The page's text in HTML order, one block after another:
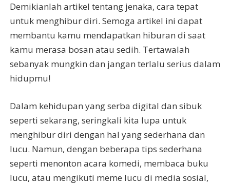
Demikianlah artikel tentang jenaka, cara tepat
untuk menghibur diri. Semoga artikel ini dapat
membantu kamu mendapatkan hiburan di saat
kamu merasa bosan atau sedih. Tertawalah
sebanyak mungkin dan jangan terlalu serius dalam
hidupmu!
Dalam kehidupan yang serba digital dan sibuk
seperti sekarang, seringkali kita lupa untuk
menghibur diri dengan hal yang sederhana dan
lucu. Namun, dengan beberapa tips sederhana
seperti menonton acara komedi, membaca buku
lucu, atau mengikuti meme lucu di media sosial,